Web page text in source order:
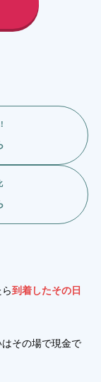
到着したその日
その場で現金で